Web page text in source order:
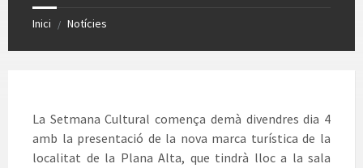
Inici / Notícies
La Setmana Cultural comença demà divendres dia 4
amb la presentació de la nova marca turística de la
localitat de la Plana Alta, que tindrà lloc a la sala